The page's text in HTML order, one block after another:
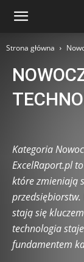
Strona główna
Automatyzacja w
Big Data i analizy
Chmura
Cyberatak i ochrona
Cyberhigiena
Edukacja
Etyka technologii
Kategoria
ExcelRaport.pl
które zmieniają
stają się
technologia
fundamentem